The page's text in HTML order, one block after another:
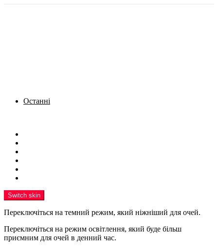
Останні
Switch skin
Переключіться на темний режим, який ніжніший для очей.
Переключіться на режим освітлення, який буде більш
приємним для очей в денний час.